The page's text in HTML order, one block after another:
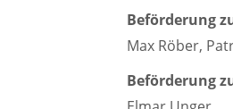
Beförderung
Max Röber,
Beförderung